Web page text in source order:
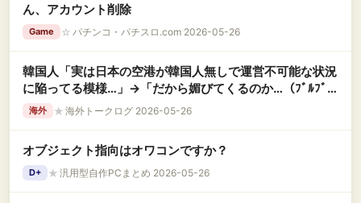
ん、アカウント削除
Game ☆ パチンコ・パチスロ.com 2026-05-26
韓国人「実は日本の空港が韓国人無しで運営不可能な状況
に陥ってる模様…」→「だから媚びてくるのか…（ﾌﾞﾙﾌﾞ
ﾙ」＝韓国の反応
海外 ★ 海外トークログ 2026-05-26
オブジェクト指向はオワコンですか？
D+ ★ 汎用型自作PCまとめ 2026-05-26